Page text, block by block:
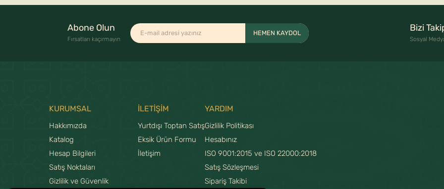
Abone Olun
Fırsatları kaçırmayın
HEMEN KAYDOL
Bizi
Sosyal
KURUMSAL
Hakkımızda
Katalog
Hesap Bilgileri
Satış Noktaları
Gizlilik ve Güvenlik
İLETİŞİM
Yurtdışı Toptan Satış
Eksik Ürün Formu
İletişim
YARDIM
Gizlilik Politikası
Hesabınız
ISO 9001:2015 ve ISO 22000:2018
Satış Sözleşmesi
Sipariş Takibi